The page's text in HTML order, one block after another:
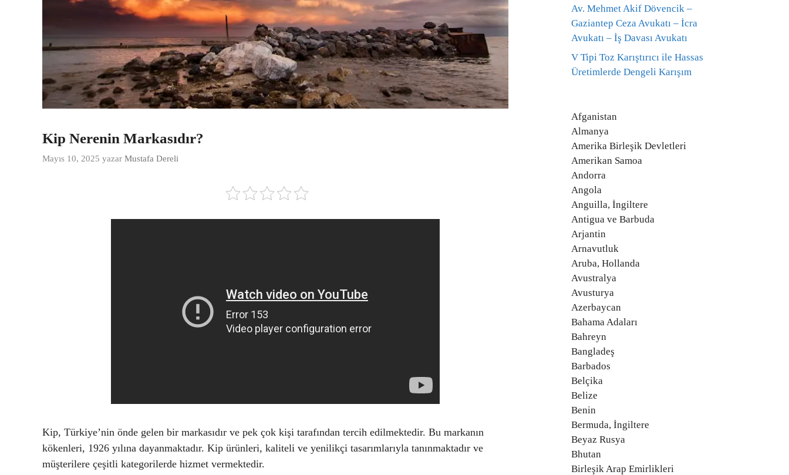
Kip Nerenin Markasıdır?
Mayıs 10, 2025 yazar Mustafa Dereli
Kip, Türkiye’nin önde gelen bir markasıdır ve pek çok kişi tarafından tercih edilmektedir. Bu markanın
kökenleri, 1926 yılına dayanmaktadır. Kip ürünleri, kaliteli ve yenilikçi tasarımlarıyla tanınmaktadır ve
müşterilere çeşitli kategorilerde hizmet vermektedir.
Av. Mehmet Akif Dövencik –
Gaziantep Ceza Avukatı – İcra
Avukatı – İş Davası Avukatı
V Tipi Toz Karıştırıcı ile Hassas
Üretimlerde Dengeli Karışım
Afganistan
Almanya
Amerika Birleşik Devletleri
Amerikan Samoa
Andorra
Angola
Anguilla, İngiltere
Antigua ve Barbuda
Arjantin
Arnavutluk
Aruba, Hollanda
Avustralya
Avusturya
Azerbaycan
Bahama Adaları
Bahreyn
Bangladeş
Barbados
Belçika
Belize
Benin
Bermuda, İngiltere
Beyaz Rusya
Bhutan
Birleşik Arap Emirlikleri